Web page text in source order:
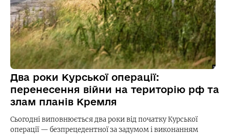
Два роки Курської операції:
перенесення війни на територію рф та
злам планів Кремля
Сьогодні виповнюється два роки від початку Курської
операції — безпрецедентної за задумом і виконанням